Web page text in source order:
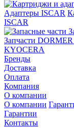
Адаптеры ISCAR
ISCAR
Запчасти
KYOCERA
Бренды
Доставка
Оплата
Компания
О компании
О компании
Гарантии
Контакты